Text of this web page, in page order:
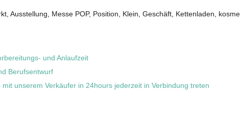
Ausstellung, Messe POP, Position, Klein, Geschäft, Kettenladen,
und Anlaufzeit
Berufsentwurf
unserem Verkäufer in 24hours jederzeit in Verbindung treten